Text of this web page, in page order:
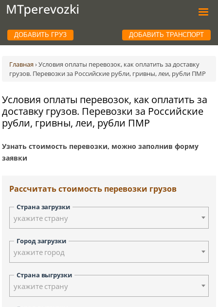
ДОБАВИТЬ ГРУЗ ДОБАВИТЬ ТРАНСПОРТ
Главная ›Условия оплаты перевозок, как оплатить за доставку
грузов. Перевозки за Российские рубли, гривны, леи, рубли ПМР
Условия оплаты перевозок, как оплатить за
доставку грузов. Перевозки за Российские
рубли, гривны, леи, рубли ПМР
Узнать стоимость перевозки, можно заполнив форму
заявки
Рассчитать стоимость перевозки грузов
Страна загрузки
укажите страну
Город загрузки
укажите город
Страна выгрузки
укажите страну